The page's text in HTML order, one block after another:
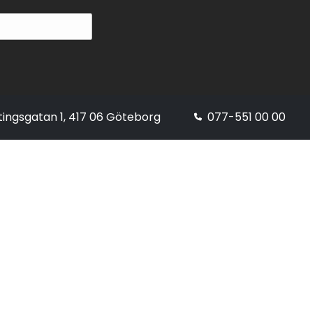
1, 417 06 Göteborg 077-551 00 00